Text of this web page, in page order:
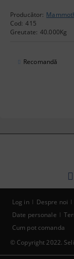
Producător:
Cod: 415
Greutate: 40.000Kg
Recomandă
© Copyright 2022.
Log in Despre noi
Date personale
Cum pot comanda